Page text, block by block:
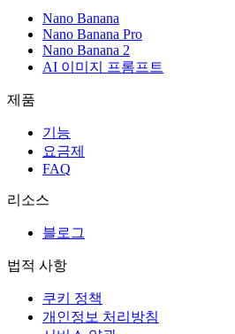
Nano Banana
Nano Banana Pro
Nano Banana 2
AI 이미지 프롬프트
제품
기능
요금제
FAQ
리소스
블로그
법적 사항
쿠키 정책
개인정보 처리방침